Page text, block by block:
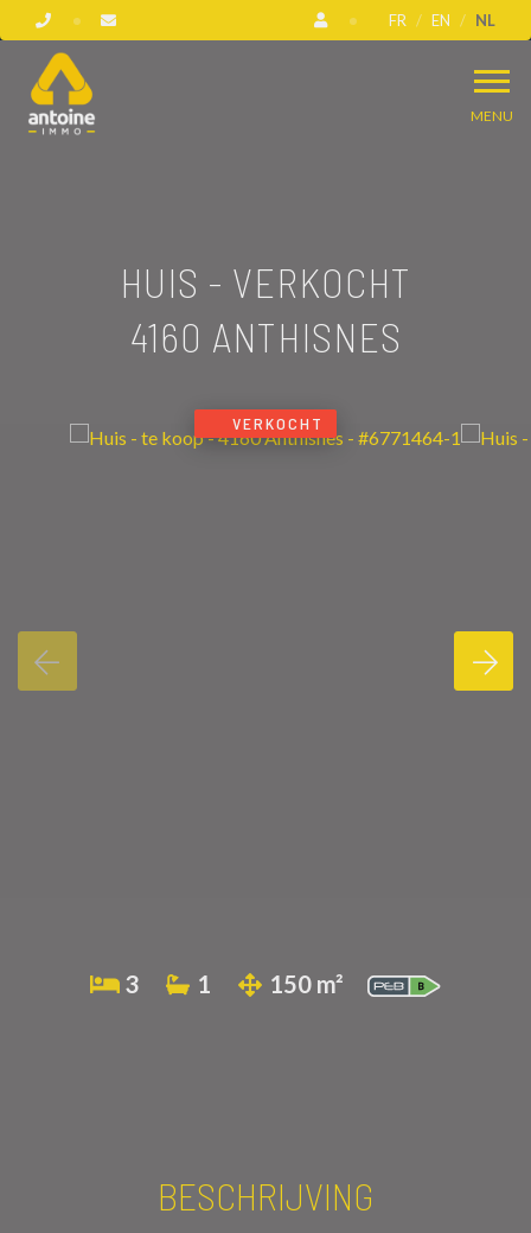
FR EN NL
MENU
HUIS - VERKOCHT
4160 ANTHISNES
VERKOCHT
3 1 150 m²
BESCHRIJVING